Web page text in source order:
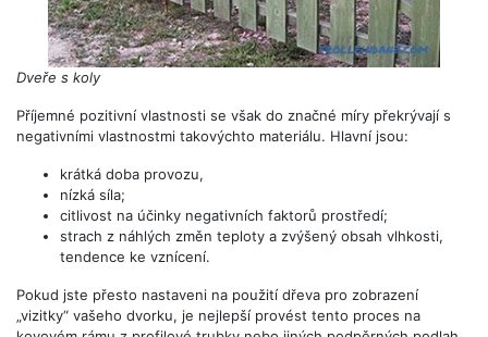
Dveře s koly
Příjemné pozitivní vlastnosti se však do značné míry překrývají s
negativními vlastnostmi takovýchto materiálu. Hlavní jsou:
krátká doba provozu,
nízká síla;
citlivost na účinky negativních faktorů prostředí;
strach z náhlých změn teploty a zvýšený obsah vlhkosti,
tendence ke vznícení.
Pokud jste přesto nastaveni na použití dřeva pro zobrazení
„vizitky“ vašeho dvorku, je nejlepší provést tento proces na